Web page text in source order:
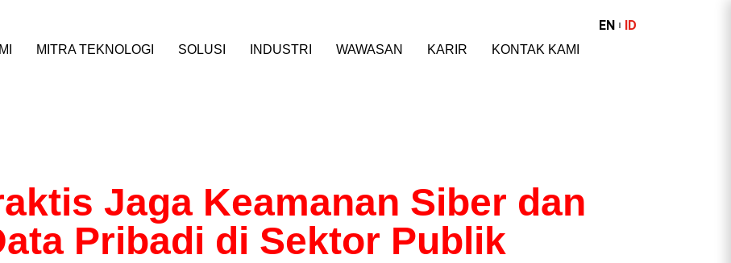
EN ID
MITRA TEKNOLOGI SOLUSI INDUSTRI WAWASAN KARIR KONTAK KAMI
Jaga Keamanan Siber dan
Pribadi di Sektor Publik